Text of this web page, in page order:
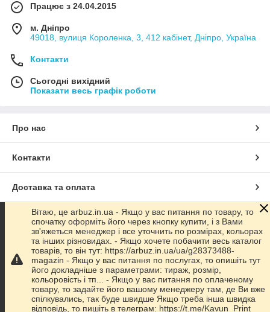
Краса.
Природа планети Земля – тенденція XXI
століття
Сьогодні проблеми пов'язані з екологічною ситуацією всієї
пластикових пакетів, які вкоренилися в нашому
повсякденному побуті, завдають непоправної шкоди
довкіллю. Адже всього один такий пакет буде розкладатися
більше 100 років. А скільки їх щорічно викидається?
Тисячами.
Всього кілька років тому на ринках з'явилися різні екологічні
аксесуари, в тому числі і сумка шопер. Спершу вони були
тьмяними і не викликали інтерес у споживача, але після того,
як на них стали наноситься різні малюнки та логотипи
Працює з 24.04.2015
м. Дніпро
49018, вулиця Короленка, 3, 412 кабінет, Дніпро, Україна
Контакти
Сьогодні вихідний
Показати весь графік роботи
Про нас
Контакти
Доставка та оплата
Графік роботи
Повна версія сайту
Сайт створено на маркетплейсіProm.ua
Політика конфіденційності
Вітаю, це arbuz.in.ua - Якщо у вас питання по товару, то
спочатку оформіть його через кнопку купити, і з Вами
зв'яжеться менеджер і все уточнить по розмірах, кольорах
та інших різновидах. - Якщо хочете побачити весь каталог
товарів, то він тут: https://arbuz.in.ua/ua/g28373488-
magazin - Якщо у вас питання по послугах, то опишіть тут
його докладніше з параметрами: тираж, розмір,
кольоровість і тп... - Якщо у вас питання по оплаченому
товару, то задайте його вашому менеджеру там, де Ви вже
спілкувались, так буде швидше Якщо треба інша швидка
відповідь, то пишіть в телеграм: https://t.me/Kavun_Print